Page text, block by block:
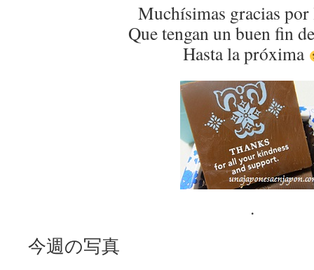
Muchísimas gracias por
Que tengan un buen fin
Hasta la próxima
.
今週の写真